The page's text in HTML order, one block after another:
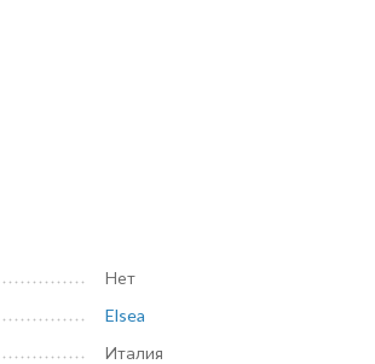
Нет
Elsea
Италия